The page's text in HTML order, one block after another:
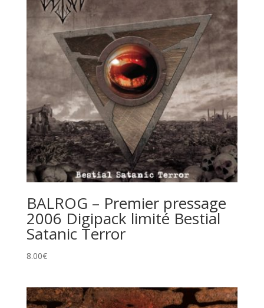
BALROG – Premier pressage
2006 Digipack limité Bestial
Satanic Terror
8.00€